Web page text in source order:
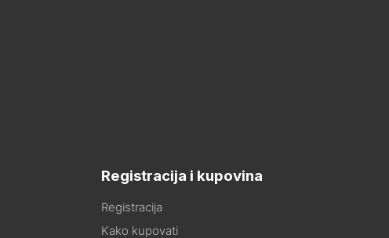
Registracija i kupovina
Registracija
Kako kupovati